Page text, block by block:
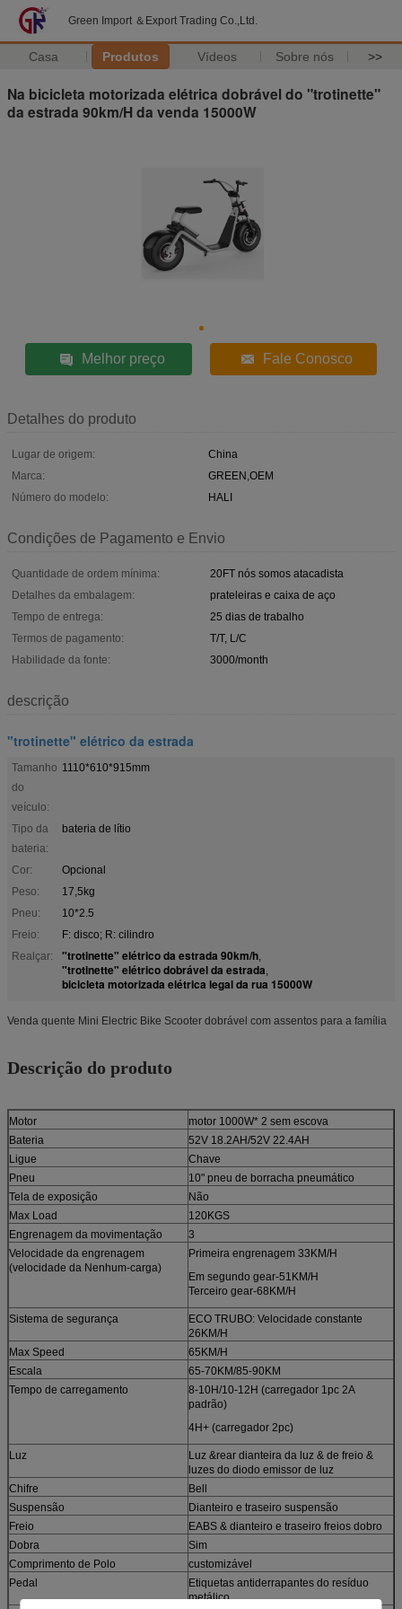
Green Import ＆Export Trading Co.,Ltd.
Casa Produtos Vídeos Sobre nós >>
Na bicicleta motorizada elétrica dobrável do "trotinette"
da estrada 90km/H da venda 15000W
Melhor preço Fale Conosco
Detalhes do produto
Lugar de origem:
China
Marca:
GREEN,OEM
Número do modelo:
HALI
Condições de Pagamento e Envio
Quantidade de ordem mínima:
20FT nós somos atacadista
Detalhes da embalagem:
prateleiras e caixa de aço
Tempo de entrega:
25 dias de trabalho
Termos de pagamento:
T/T, L/C
Habilidade da fonte:
3000/month
descrição
"trotinette" elétrico da estrada
Tamanho
do
veículo:
1110*610*915mm
Tipo da
bateria:
bateria de lítio
Cor:
Opcional
Peso:
17,5kg
Pneu:
10*2.5
Freio:
F: disco; R: cilindro
Realçar:
"trotinette" elétrico da estrada 90km/h,
"trotinette" elétrico dobrável da estrada,
bicicleta motorizada elétrica legal da rua 15000W
Venda quente Mini Electric Bike Scooter dobrável com assentos para a família
Descrição do produto
Motor
motor 1000W* 2 sem escova
Bateria
52V 18.2AH/52V 22.4AH
Ligue
Chave
Pneu
10" pneu de borracha pneumático
Tela de exposição
Não
Max Load
120KGS
Engrenagem da movimentação
3
Velocidade da engrenagem
(velocidade da Nenhum-carga)
Primeira engrenagem 33KM/H
Em segundo gear-51KM/H
Terceiro gear-68KM/H
Sistema de segurança
ECO TRUBO: Velocidade constante
26KM/H
Max Speed
65KM/H
Escala
65-70KM/85-90KM
Tempo de carregamento
8-10H/10-12H (carregador 1pc 2A
padrão)
4H+ (carregador 2pc)
Luz
Luz &rear dianteira da luz & de freio &
luzes do diodo emissor de luz
Chifre
Bell
Suspensão
Dianteiro e traseiro suspensão
Freio
EABS & dianteiro e traseiro freios dobro
Dobra
Sim
Comprimento de Polo
customizável
Pedal
Etiquetas antiderrapantes do resíduo
metálico